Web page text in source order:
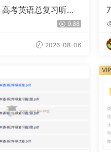
考英语总复习听力
9.88
2026-08-06
VIP